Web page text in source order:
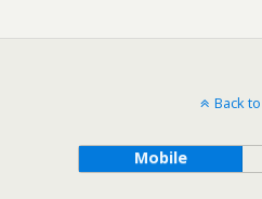
Back
Mobile